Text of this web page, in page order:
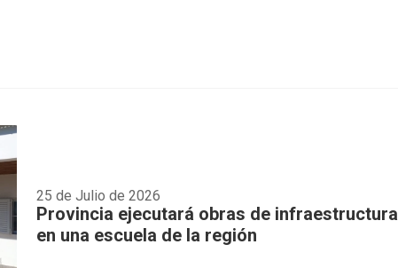
25 de Julio de 2026
Provincia ejecutará obras de infraestructura
en una escuela de la región